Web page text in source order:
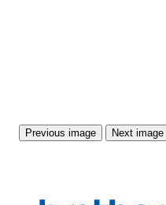
Previous image Next image